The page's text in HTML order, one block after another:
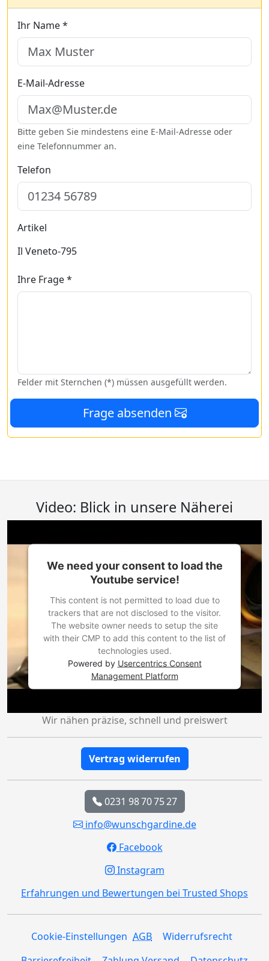
Ihr Name *
E-Mail-Adresse
Bitte geben Sie mindestens eine E-Mail-Adresse oder
eine Telefonnummer an.
Telefon
Artikel
Il Veneto-795
Ihre Frage *
Felder mit Sternchen (*) müssen ausgefüllt werden.
Frage absenden
Video: Blick in unsere Näherei
We need your consent to load the
Youtube service!
This content is not permitted to load due to
trackers that are not disclosed to the visitor.
The website owner needs to setup the site
with their CMP to add this content to the list of
technologies used.
Powered by Usercentrics Consent
Management Platform
Wir nähen präzise, schnell und preiswert
Vertrag widerrufen
0231 98 70 75 27
info@wunschgardine.de
Facebook
Instagram
Erfahrungen und Bewertungen bei Trusted Shops
Cookie-Einstellungen AGB
Widerrufsrecht